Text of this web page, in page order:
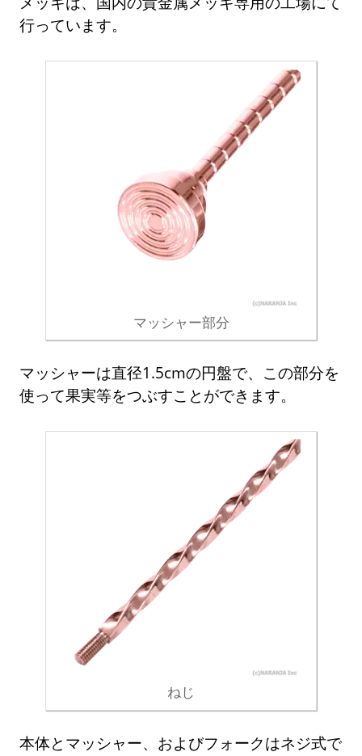
行っています。
マッシャー部分
マッシャーは直径1.5cmの円盤で、この部分を
使って果実等をつぶすことができます。
ねじ
本体とマッシャー、およびフォークはネジ式で